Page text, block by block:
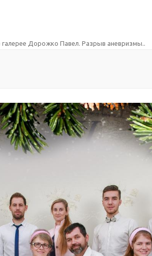
галерее Дорожко Павел. Разрыв аневризмы..